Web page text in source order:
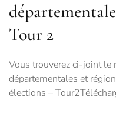
Tour 2
Vous trouverez ci-joint le
départementales et
élections –